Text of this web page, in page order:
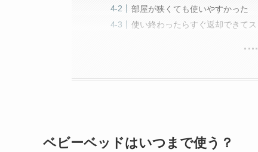
部屋が狭くても使いやすかった
使い終わったらすぐ返却できてス
ベビーベッドはいつまで使う？